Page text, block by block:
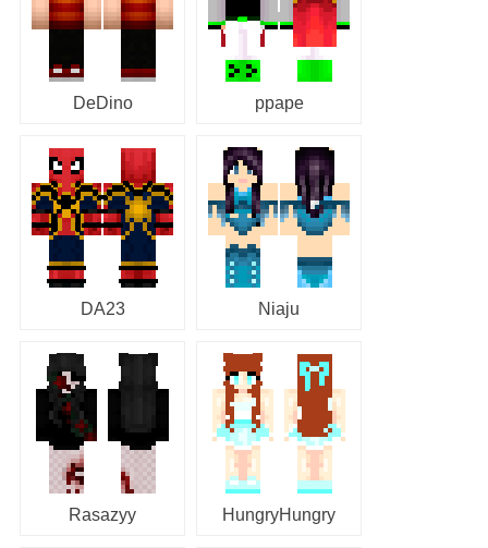
DeDino ppape
DA23 Niaju
Rasazyy HungryHungry